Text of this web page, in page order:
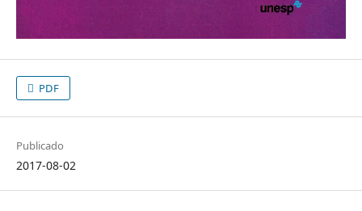
PDF
Publicado
2017-08-02